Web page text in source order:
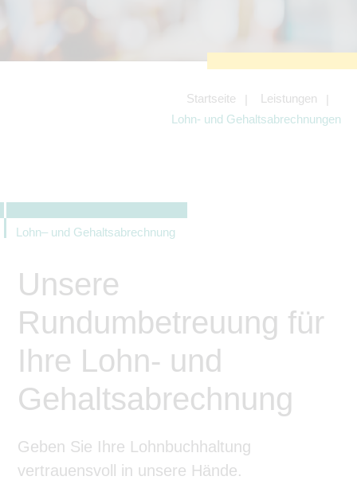
Startseite
Leistungen
Lohn- und Gehaltsabrechnungen
Lohn– und Gehaltsabrechnung
Unsere
Rundumbetreuung für
Ihre Lohn- und
Gehaltsabrechnung
Geben Sie Ihre Lohnbuchhaltung
vertrauensvoll in unsere Hände.
Angebotes einschließlich der
Angeboten von z.B. Facebook und